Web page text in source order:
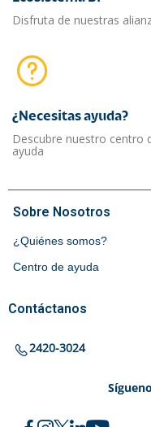
Disfruta de nuestras
¿Necesitas ayuda?​
Descubre nuestro centro
ayuda
Sobre Nosotros
¿Quiénes somos?
Centro de ayuda
Contáctanos
2420-3024